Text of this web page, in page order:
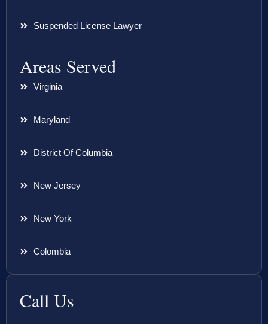
Suspended License Lawyer
Areas Served
Virginia
Maryland
District Of Columbia
New Jersey
New York
Colombia
Call Us